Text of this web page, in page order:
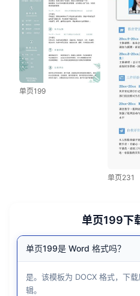
单页199
单页231
单页199下
单页199是 Word 格式吗？
是。该模板为 DOCX 格式，下
辑。